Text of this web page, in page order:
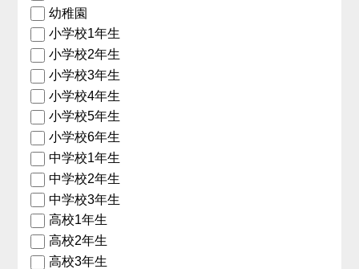
幼稚園
小学校1年生
小学校2年生
小学校3年生
小学校4年生
小学校5年生
小学校6年生
中学校1年生
中学校2年生
中学校3年生
高校1年生
高校2年生
高校3年生